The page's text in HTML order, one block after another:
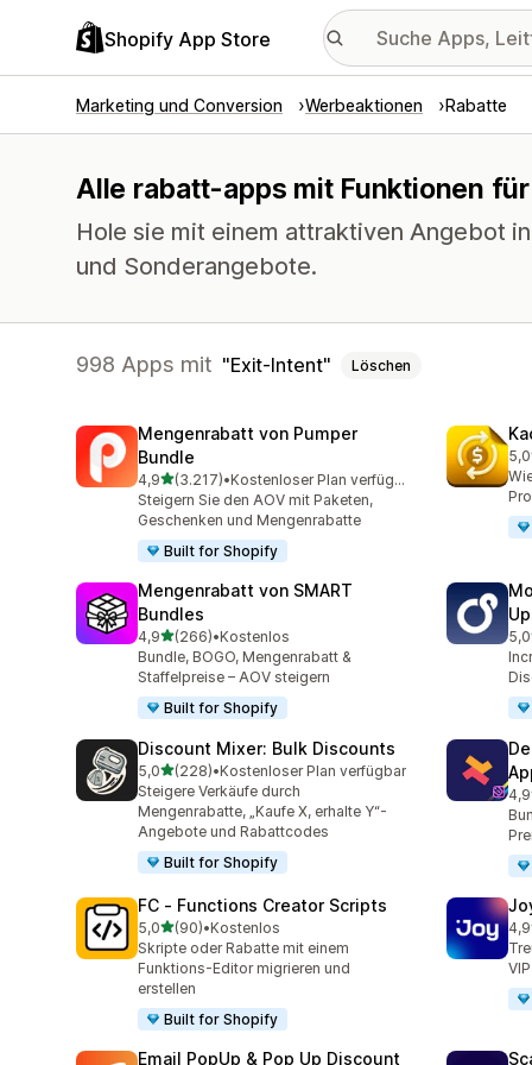
Shopify App Store
Marketing und Conversion Werbeaktionen Rabatte
Alle rabatt-apps mit Funktionen
Hole sie mit einem attraktiven Angebot
und Sonderangebote.
998 Apps mit Exit-Intent Löschen
Mengenrabatt von Pumper
Bundle
4,9von 5 Sternen
(3.217)
3217 Rezensionen insgesamt
•
Kostenloser Plan verfügbar
Steigern Sie den AOV mit Paketen,
Geschenken und Mengenrabatte
Built for Shopify
5,0
Mengenrabatt von SMART
Bundles
4,9von 5 Sternen
(266)
266 Rezensionen insgesamt
•Kostenlos
Bundle, BOGO, Mengenrabatt &
Staffelpreise – AOV steigern
Built for Shopify
5,0
Discount Mixer: Bulk Discounts
5,0von 5 Sternen
(228)
228 Rezensionen insgesamt
•Kostenloser Plan verfügbar
Steigere Verkäufe durch
Mengenrabatte, „Kaufe X, erhalte Y“-
Angebote und Rabattcodes
Built for Shopify
4,9
FC ‑ Functions Creator Scripts
5,0von 5 Sternen
(90)
90 Rezensionen insgesamt
•Kostenlos
Skripte oder Rabatte mit einem
Funktions-Editor migrieren und
erstellen
Built for Shopify
4,9
Email PopUp & Pop Up Discount